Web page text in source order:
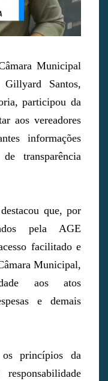
Municipal
Santos,
participou da
aos vereadores
informações
transparência
que, por
pela AGE
facilitado e
Municipal,
aos atos
e demais
princípios da